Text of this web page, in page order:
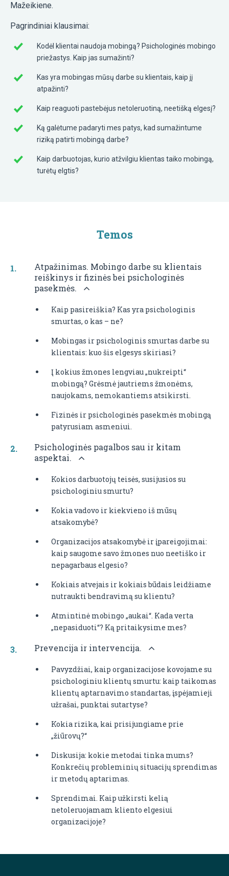
Mažeikiene.
Pagrindiniai klausimai:
Kodėl klientai naudoja mobingą? Psichologinės mobingo
priežastys. Kaip jas sumažinti?
Kas yra mobingas mūsų darbe su klientais, kaip jį
atpažinti?
Kaip reaguoti pastebėjus netoleruotiną, neetišką elgesį?
Ką galėtume padaryti mes patys, kad sumažintume
riziką patirti mobingą darbe?
Kaip darbuotojas, kurio atžvilgiu klientas taiko mobingą,
turėtų elgtis?
Temos
Atpažinimas. Mobingo darbe su klientais
reiškinys ir fizinės bei psichologinės
pasekmės.
Kaip pasireiškia? Kas yra psichologinis
smurtas, o kas – ne?
Mobingas ir psichologinis smurtas darbe su
klientais: kuo šis elgesys skiriasi?
Į kokius žmones lengviau „nukreipti“
mobingą? Grėsmė jautriems žmonėms,
naujokams, nemokantiems atsikirsti.
Fizinės ir psichologinės pasekmės mobingą
patyrusiam asmeniui.
Psichologinės pagalbos sau ir kitam
aspektai.
Kokios darbuotojų teisės, susijusios su
psichologiniu smurtu?
Kokia vadovo ir kiekvieno iš mūsų
atsakomybė?
Organizacijos atsakomybė ir įpareigojimai:
kaip saugome savo žmones nuo neetiško ir
nepagarbaus elgesio?
Kokiais atvejais ir kokiais būdais leidžiame
nutraukti bendravimą su klientu?
Atmintinė mobingo „aukai“. Kada verta
„nepasiduoti“? Ką pritaikysime mes?
Prevencija ir intervencija.
Pavyzdžiai, kaip organizacijose kovojame su
psichologiniu klientų smurtu: kaip taikomas
klientų aptarnavimo standartas, įspėjamieji
užrašai, punktai sutartyse?
Kokia rizika, kai prisijungiame prie
„žiūrovų?“
Diskusija: kokie metodai tinka mums?
Konkrečių probleminių situacijų sprendimas
ir metodų aptarimas.
Sprendimai. Kaip užkirsti kelią
netoleruojamam kliento elgesiui
organizacijoje?